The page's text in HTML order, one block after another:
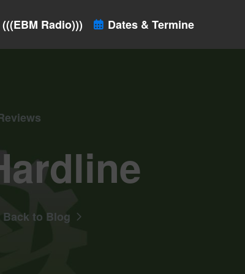
(((EBM Radio))) Dates & Termine
Back to Blog